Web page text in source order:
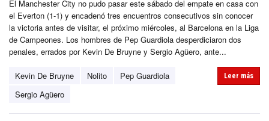
El Manchester City no pudo pasar este sábado del empate en casa con
el Everton (1-1) y encadenó tres encuentros consecutivos sin conocer
la victoria antes de visitar, el próximo miércoles, al Barcelona en la Liga
de Campeones. Los hombres de Pep Guardiola desperdiciaron dos
penales, errados por Kevin De Bruyne y Sergio Agüero, ante...
Kevin De Bruyne Nolito
Pep Guardiola
Sergio Agüero
Leer más